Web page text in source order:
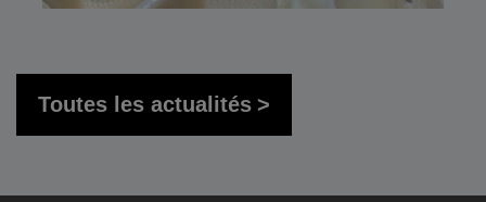
Toutes les actualités